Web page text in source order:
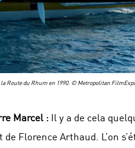
Route du Rhum en 1990. © Metropolitan
Marcel :Il y a de cela
Florence Arthaud. L’on